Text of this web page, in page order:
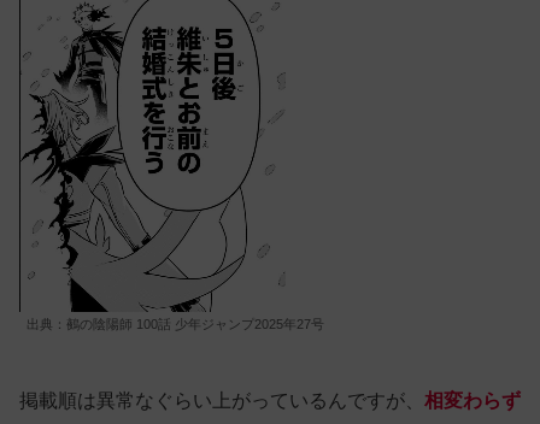
出典：鵺の陰陽師 100話 少年ジャンプ2025年27号
掲載順は異常なぐらい上がっているんですが、 相変わらず